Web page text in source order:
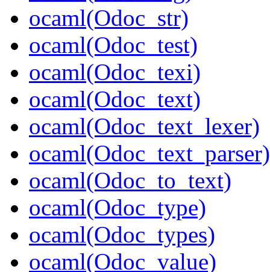
ocaml(Odoc_str)
ocaml(Odoc_test)
ocaml(Odoc_texi)
ocaml(Odoc_text)
ocaml(Odoc_text_lexer)
ocaml(Odoc_text_parser)
ocaml(Odoc_to_text)
ocaml(Odoc_type)
ocaml(Odoc_types)
ocaml(Odoc_value)